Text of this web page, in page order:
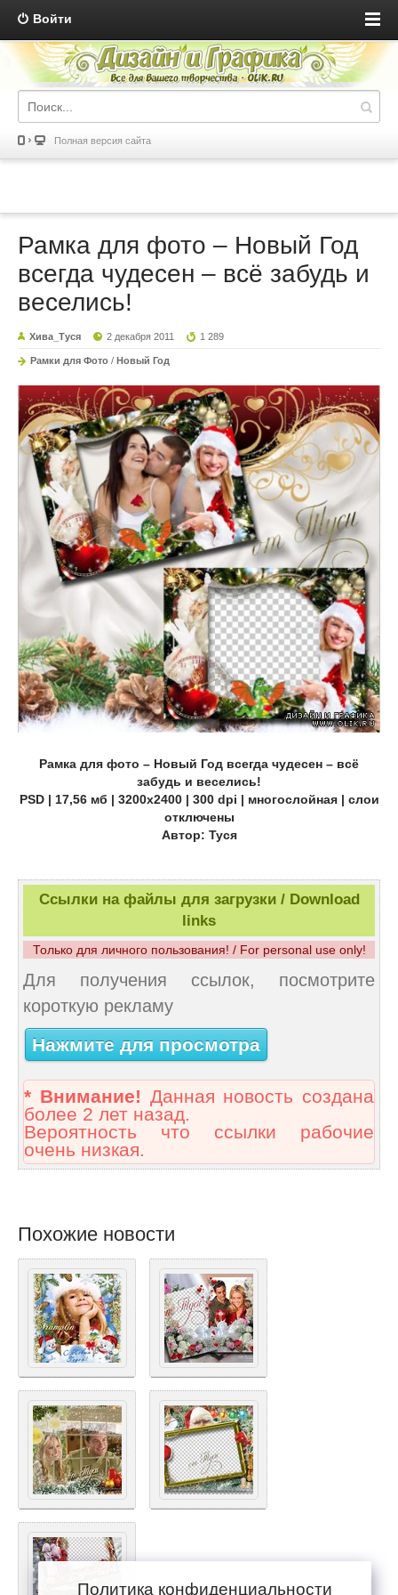
Войти
Полная версия сайта
Рамка для фото – Новый Год
всегда чудесен – всё забудь и
веселись!
Хива_Туся 2 декабря 2011 1 289
Рамки для Фото / Новый Год
Рамка для фото – Новый Год всегда чудесен – всё
забудь и веселись!
PSD | 17,56 мб | 3200х2400 | 300 dpi | многослойная | слои
отключены
Автор: Туся
Ссылки на файлы для загрузки / Download
links
Только для личного пользования! / For personal use only!
Для получения ссылок, посмотрите
короткую рекламу
Нажмите для просмотра
* Внимание! Данная новость создана
более 2 лет назад.
Вероятность что ссылки рабочие
очень низкая.
Похожие новости
Политика конфиденциальности